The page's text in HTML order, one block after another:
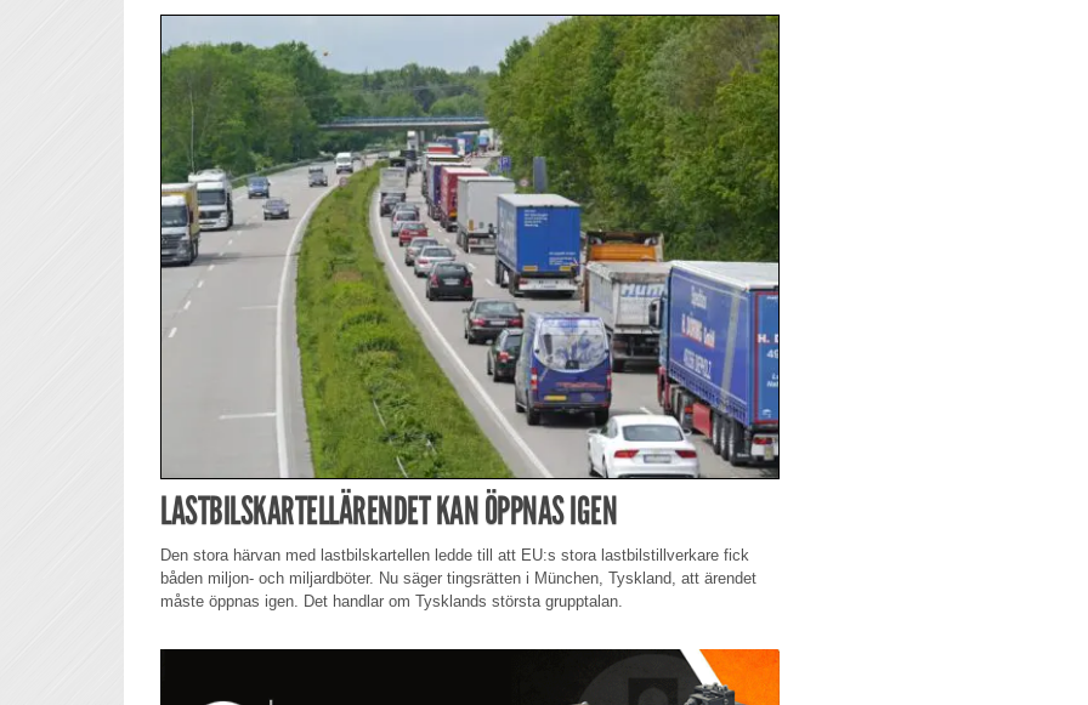
LASTBILSKARTELLÄRENDET KAN ÖPPNAS IGEN
Den stora härvan med lastbilskartellen ledde till att EU:s stora lastbilstillverkare fick
båden miljon- och miljardböter. Nu säger tingsrätten i München, Tyskland, att ärendet
måste öppnas igen. Det handlar om Tysklands största grupptalan.